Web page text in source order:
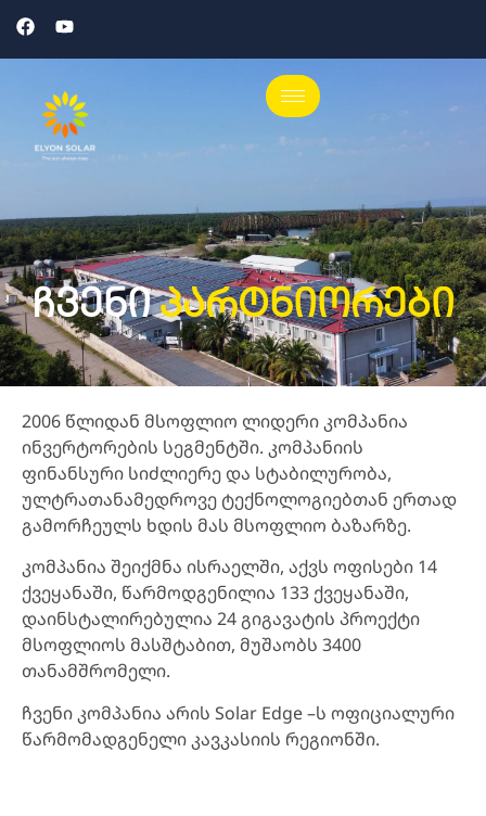
ᲩვენიᲞარტნიორები
2006 წლიდან მსოფლიო ლიდერი კომპანია
ინვერტორების სეგმენტში. კომპანიის
ფინანსური სიძლიერე და სტაბილურობა,
ულტრათანამედროვე ტექნოლოგიებთან ერთად
გამორჩეულს ხდის მას მსოფლიო ბაზარზე.
კომპანია შეიქმნა ისრაელში, აქვს ოფისები 14
ქვეყანაში, წარმოდგენილია 133 ქვეყანაში,
დაინსტალირებულია 24 გიგავატის პროექტი
მსოფლიოს მასშტაბით, მუშაობს 3400
თანამშრომელი.
ჩვენი კომპანია არის Solar Edge –ს ოფიციალური
წარმომადგენელი კავკასიის რეგიონში.